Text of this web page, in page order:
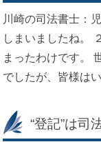
川崎の司法書士：
しまいましたね。
まったわけです。
でしたが、皆様は
“登記”は司